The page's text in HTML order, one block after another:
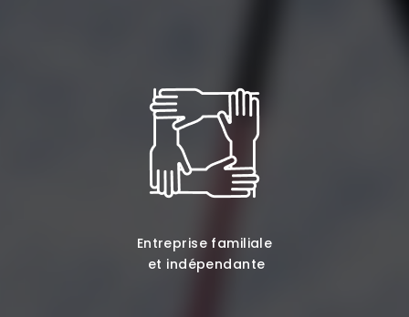
Entreprise familiale
et indépendante